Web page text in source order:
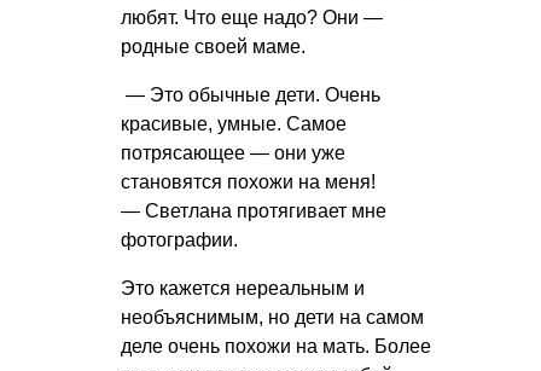
любят. Что еще надо? Они —
родные своей маме.
— Это обычные дети. Очень
красивые, умные. Самое
потрясающее — они уже
становятся похожи на меня!
— Светлана протягивает мне
фотографии.
Это кажется нереальным и
необъяснимым, но дети на самом
деле очень похожи на мать. Более